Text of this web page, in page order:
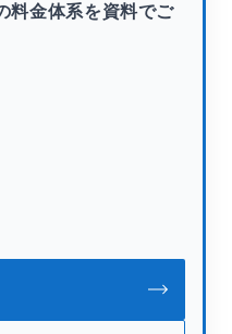
料金体系を資料でご